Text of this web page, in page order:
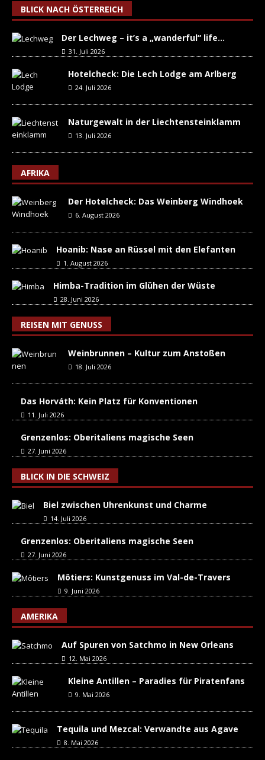
BLICK NACH ÖSTERREICH
Der Lechweg – it’s a „wanderful“ life…
31. Juli 2026
Hotelcheck: Die Lech Lodge am Arlberg
24. Juli 2026
Naturgewalt in der Liechtensteinklamm
13. Juli 2026
AFRIKA
Der Hotelcheck: Das Weinberg Windhoek
6. August 2026
Hoanib: Nase an Rüssel mit den Elefanten
1. August 2026
Himba-Tradition im Glühen der Wüste
28. Juni 2026
REISEN MIT GENUSS
Weinbrunnen – Kultur zum Anstoßen
18. Juli 2026
Das Horváth: Kein Platz für Konventionen
11. Juli 2026
Grenzenlos: Oberitaliens magische Seen
27. Juni 2026
BLICK IN DIE SCHWEIZ
Biel zwischen Uhrenkunst und Charme
14. Juli 2026
Grenzenlos: Oberitaliens magische Seen
27. Juni 2026
Môtiers: Kunstgenuss im Val-de-Travers
9. Juni 2026
AMERIKA
Auf Spuren von Satchmo in New Orleans
12. Mai 2026
Kleine Antillen – Paradies für Piratenfans
9. Mai 2026
Tequila und Mezcal: Verwandte aus Agave
8. Mai 2026